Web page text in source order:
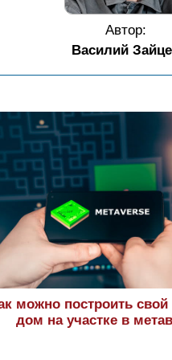
Автор:
Василий
можно построить
дом на участке в